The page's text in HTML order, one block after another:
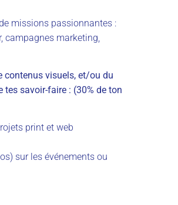
missions passionnantes :
campagnes marketing,
contenus visuels, et/ou du
savoir-faire : (30% de ton
print et web
sur les événements ou